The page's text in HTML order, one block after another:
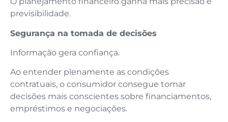
previsibilidade.
Segurança na tomada de decisões
Informação gera confiança.
Ao entender plenamente as condições
contratuais, o consumidor consegue tomar
decisões mais conscientes sobre financiamentos,
empréstimos e negociações.